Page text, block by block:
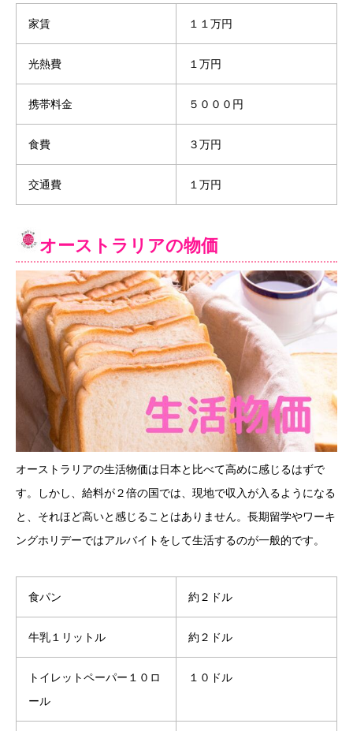
家賃 １１万円
光熱費 １万円
携帯料金 ５０００円
食費 ３万円
交通費 １万円
オーストラリアの物価
オーストラリアの生活物価は日本と比べて高めに感じるはずで
す。しかし、給料が２倍の国では、現地で収入が入るようになる
と、それほど高いと感じることはありません。長期留学やワーキ
ングホリデーではアルバイトをして生活するのが一般的です。
食パン 約２ドル
牛乳１リットル 約２ドル
トイレットペーパー１０ロ
ール
１０ドル